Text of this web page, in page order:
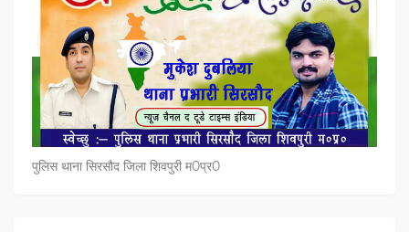
पुलिस थाना सिरसौद जिला शिवपुरी म0प्र0